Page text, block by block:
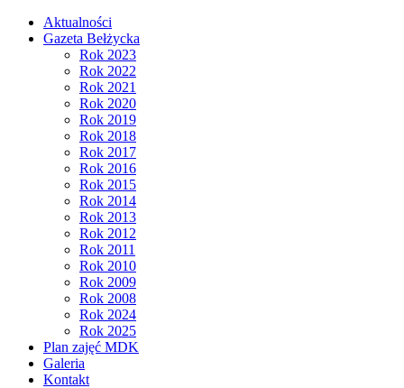
Aktualności
Gazeta Bełżycka
Rok 2023
Rok 2022
Rok 2021
Rok 2020
Rok 2019
Rok 2018
Rok 2017
Rok 2016
Rok 2015
Rok 2014
Rok 2013
Rok 2012
Rok 2011
Rok 2010
Rok 2009
Rok 2008
Rok 2024
Rok 2025
Plan zajęć MDK
Galeria
Kontakt